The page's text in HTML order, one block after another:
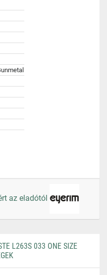
az eladótól
L263S 033 ONE SIZE